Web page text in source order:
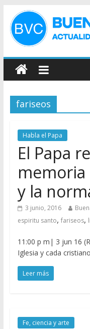
fariseos
Habla el Papa
El Papa
memoria
y la
3 junio, 2016
espiritu santo, fariseos,
11:00 p m| 3 jun 16
Iglesia y cada
Leer más
Fe, ciencia y arte